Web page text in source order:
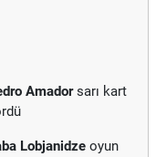
Amadorsarı kart
Lobjanidze oyun